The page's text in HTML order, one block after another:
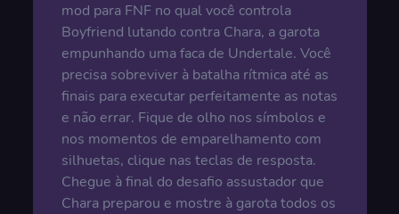
mod para FNF no qual você controla
Boyfriend lutando contra Chara, a garota
empunhando uma faca de Undertale. Você
precisa sobreviver à batalha rítmica até as
finais para executar perfeitamente as notas
e não errar. Fique de olho nos símbolos e
nos momentos de emparelhamento com
silhuetas, clique nas teclas de resposta.
Chegue à final do desafio assustador que
Chara preparou e mostre à garota todos os